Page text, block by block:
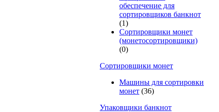
обеспечение для
сортировщиков банкнот
(1)
Сортировщики монет
(монетосортировщики)
(0)
Сортировщики монет
Машины для сортировки
монет (36)
Упаковщики банкнот